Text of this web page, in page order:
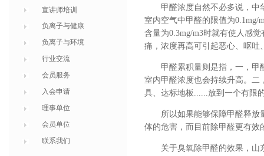
宣讲师培训
负离子与健康
负离子与环境
行业交流
会员服务
入会申请
理事单位
会员单位
联系我们
甲醛浓度自然不必多说，中
室内空气中甲醛的限值为0.1mg/
含量为0.3mg/m3时就有使人感
痛，浓度再高可引起恶心、呕吐
甲醛累积量则是指，一，
室内甲醛浓度也会持续升高。二
具、达标地板......放到一个有限
所以如果能够保障甲醛释放
体的危害，而目前除甲醛更有效
关于臭氧除甲醛的效果，山